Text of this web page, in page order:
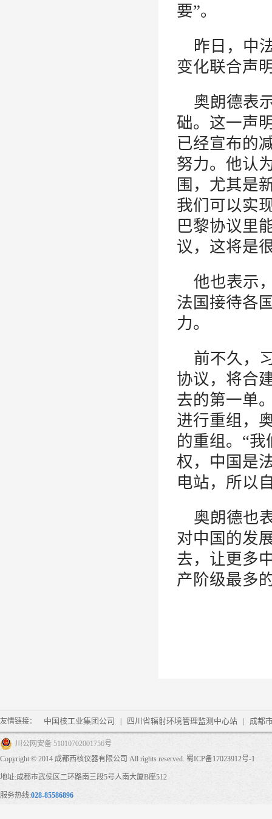
要”。
昨日，中
变化联合声
奥朗德表
础。这一声
已经宣布的
努力。他认
围，尤其是
我们可以实
巴黎协议里
议，这将是
他也表示
法国接待各
力。
前不久，
协议，将合
去的第一单
进行重组，
的重组。“
权，中国是
电站，所以
奥朗德也
对中国的发
去，让更多
产阶级最多
友情链接： 中国核工业集团公司 四川省辐射环境管理监测中心站 成都
川公网安备 51010702001756号
Copyright © 2014 成都西核仪器有限公司 All rights reserved. 蜀ICP备17023912号-1
地址:成都市武侯区二环路南三段5号人南大厦B座512
服务热线:028-85586896